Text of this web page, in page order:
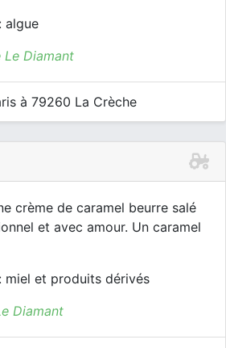
: algue
Diamant
à 79260 La Crèche
crème de caramel beurre salé
et avec amour. Un caramel
: miel et produits dérivés
Diamant